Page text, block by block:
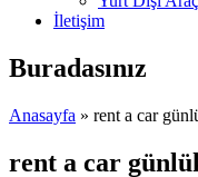
İletişim
Buradasınız
Anasayfa » rent a car
rent a car